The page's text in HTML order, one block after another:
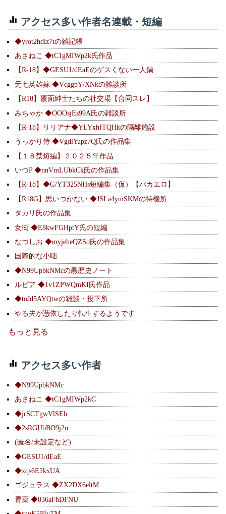
アクセス多い作者名連載・短編
◆yrot2hdiz7tの雑記帳
あさねこ ◆tC1gMIWp2k氏作品
【R-18】◆GESU1/dEaEのゲスくない一人鍋
元七英雄嫁 ◆VcggpY/XNkの雑談所
【R18】覆面紳士たちの社交場【合同スレ】
みちゃか ◆OOOsjEs99A氏の雑談所
【R-18】リリアナ◆YLYxhfTQHkの隔離施設
うっかり侍 ◆VgdlYupz7Q氏の作品集
【１８禁短編】２０２５年作品
いつP ◆nnVmLUbkCk氏の作品集
【R-18】◆G/YT325NHs短編集（仮）【バカエロ】
【R18G】思いつかない ◆JSLa4ymSKMの待機所
タカリ氏の作品集
女衒 ◆E8kwFGHptY氏の短編
なつしお ◆myjeheQZSo氏の作品集
国際的な小咄
◆N99UpbkNMcの黒歴史ノート
ルピア ◆1v1ZPWQmKI氏作品
◆toJd5AYQtwの雑談・投下所
やる夫が憑依したり転生するようです
もっと見る
アクセス多い作者
◆N99UpbkNMc
あさねこ ◆tC1gMIWp2kC
◆jrSCTgwVlSEh
◆2sRGUbBO9j2n
(匿名/未設定など)
◆GESU1/dEaE
◆xqs6E2kxUA
ゴジュラス ◆ZX2DX6eltM
胃薬 ◆036aFhDFNU